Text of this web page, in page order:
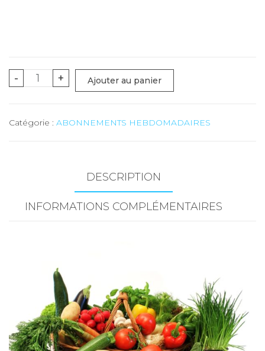
-
quantité
(fruits
kg
LIVRAISONS
HEBDOMADAIRES
+ Ajouter au panier
Catégorie : ABONNEMENTS HEBDOMADAIRES
DESCRIPTION
INFORMATIONS COMPLÉMENTAIRES